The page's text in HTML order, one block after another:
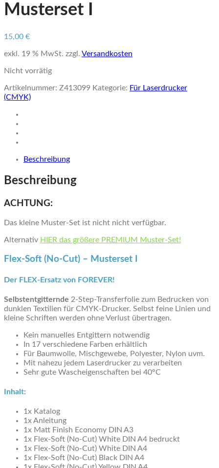
Musterset I
15,00 €
exkl. 19 % MwSt. zzgl. Versandkosten
Nicht vorrätig
Artikelnummer: Z413099 Kategorie: Für Laserdrucker
(CMYK)
Beschreibung
Beschreibung
ACHTUNG:
Das kleine Muster-Set ist nicht nicht verfügbar.
Alternativ HIER das größere PREMIUM Muster-Set!
Flex-Soft (No-Cut) – Musterset I
Der FLEX-Ersatz von FOREVER!
Selbstentgitternde 2-Step-Transferfolie zum Bedrucken von
dunklen Textilien für CMYK-Drucker. Selbst feine Linien und
kleine Schriften werden ohne Verlust übertragen.
Kein manuelles Entgittern notwendig
In 17 verschiedene Farben erhältlich
Für Baumwolle, Mischgewebe, Polyester, Nylon uvm.
Mit nahezu jedem Laserdrucker zu verarbeiten
Sehr gute Wascheigenschaften bei 40°C
Inhalt:
1x Katalog
1x Anleitung
1x Matt Finish Economy DIN A3
1x Flex-Soft (No-Cut) White DIN A4 bedruckt
1x Flex-Soft (No-Cut) White DIN A4
1x Flex-Soft (No-Cut) Black DIN A4